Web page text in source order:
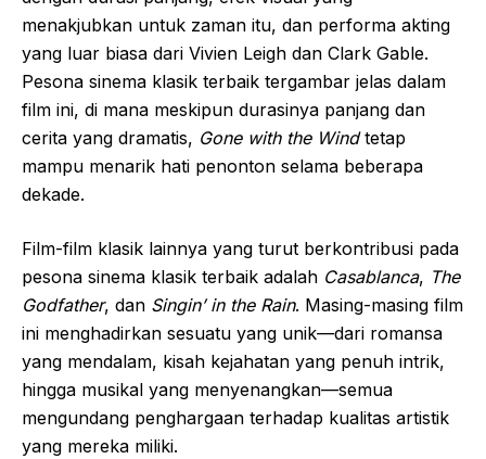
menakjubkan untuk zaman itu, dan performa akting
yang luar biasa dari Vivien Leigh dan Clark Gable.
Pesona sinema klasik terbaik tergambar jelas dalam
film ini, di mana meskipun durasinya panjang dan
cerita yang dramatis, Gone with the Windtetap
mampu menarik hati penonton selama beberapa
dekade.
Film-film klasik lainnya yang turut berkontribusi pada
pesona sinema klasik terbaik adalah Casablanca, The
Godfather, dan Singin’ in the Rain. Masing-masing film
ini menghadirkan sesuatu yang unik—dari romansa
yang mendalam, kisah kejahatan yang penuh intrik,
hingga musikal yang menyenangkan—semua
mengundang penghargaan terhadap kualitas artistik
yang mereka miliki.